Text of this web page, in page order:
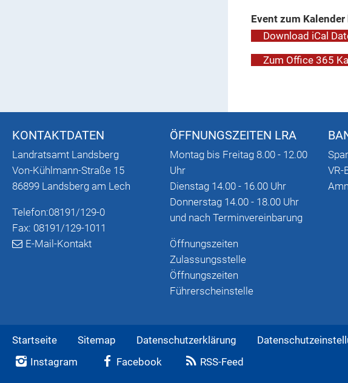
Event zum
Download iCal
Zum Office 365
KONTAKTDATEN
Landratsamt Landsberg
Von-Kühlmann-Straße 15
86899 Landsberg am Lech
Telefon:08191/129-0
Fax: 08191/129-1011
E-Mail-Kontakt
ÖFFNUNGSZEITEN LRA
Montag bis Freitag 8.00 - 12.00
Uhr
Dienstag 14.00 - 16.00 Uhr
Donnerstag 14.00 - 18.00 Uhr
und nach Terminvereinbarung
Öffnungszeiten
Zulassungsstelle
Öffnungszeiten
Führerscheinstelle
VR-
Startseite Sitemap Datenschutzerklärung
Instagram
Facebook RSS-Feed